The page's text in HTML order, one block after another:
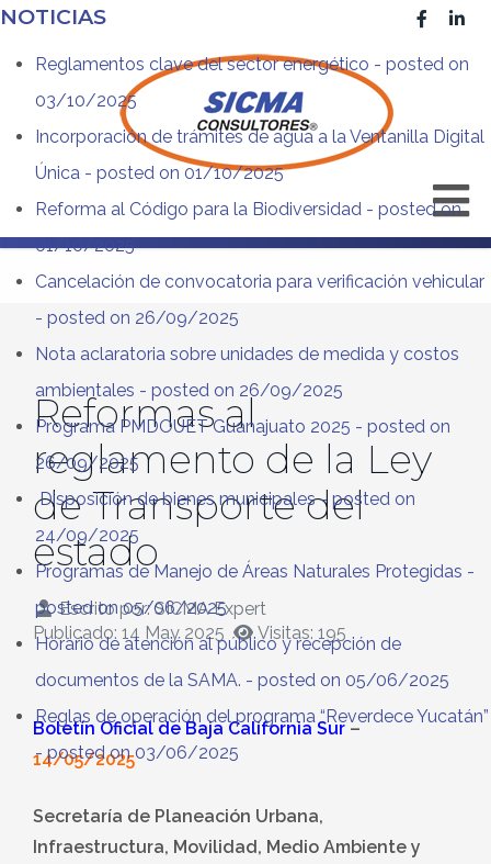
NOTICIAS
Reglamentos clave del sector energético - posted on
03/10/2025
Incorporación de trámites de agua a la Ventanilla Digital
Única - posted on 01/10/2025
Reforma al Código para la Biodiversidad - posted on
01/10/2025
Cancelación de convocatoria para verificación vehicular
- posted on 26/09/2025
Nota aclaratoria sobre unidades de medida y costos
ambientales - posted on 26/09/2025
Programa PMDOUET Guanajuato 2025 - posted on
26/09/2025
Disposición de bienes municipales- posted on
24/09/2025
Programas de Manejo de Áreas Naturales Protegidas -
posted on 05/06/2025
Horario de atención al público y recepción de
documentos de la SAMA. - posted on 05/06/2025
Reglas de operación del programa “Reverdece Yucatán”
- posted on 03/06/2025
Reformas al
reglamento de la Ley
de Transporte del
estado
Escrito por:SICMA Expert
Publicado: 14 May 2025
Visitas: 195
Boletín Oficial de Baja California Sur–
14/05/2025
Secretaría de Planeación Urbana,
Infraestructura, Movilidad, Medio Ambiente y